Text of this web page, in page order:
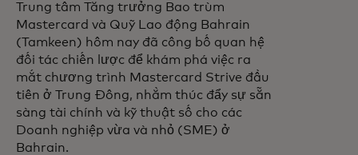
Trung tâm Tăng trưởng Bao trùm
Mastercard và Quỹ Lao động Bahrain
(Tamkeen) hôm nay đã công bố quan hệ
đối tác chiến lược để khám phá việc ra
mắt chương trình Mastercard Strive đầu
tiên ở Trung Đông, nhằm thúc đẩy sự sẵn
sàng tài chính và kỹ thuật số cho các
Doanh nghiệp vừa và nhỏ (SME) ở
Bahrain.